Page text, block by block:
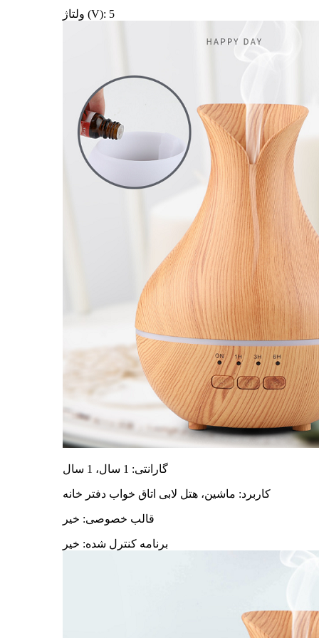
ولتاژ (V): 5
گارانتی: 1 سال، 1 سال
کاربرد: ماشین، هتل لابی اتاق خواب دفتر خانه
قالب خصوصی: خیر
برنامه کنترل شده: خیر